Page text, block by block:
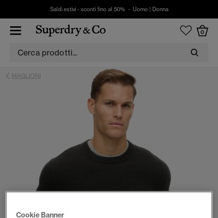
Saldi estivi - sconti fino al 50% - Uomo Donna
0
MAGLIONI
Cookie Banner